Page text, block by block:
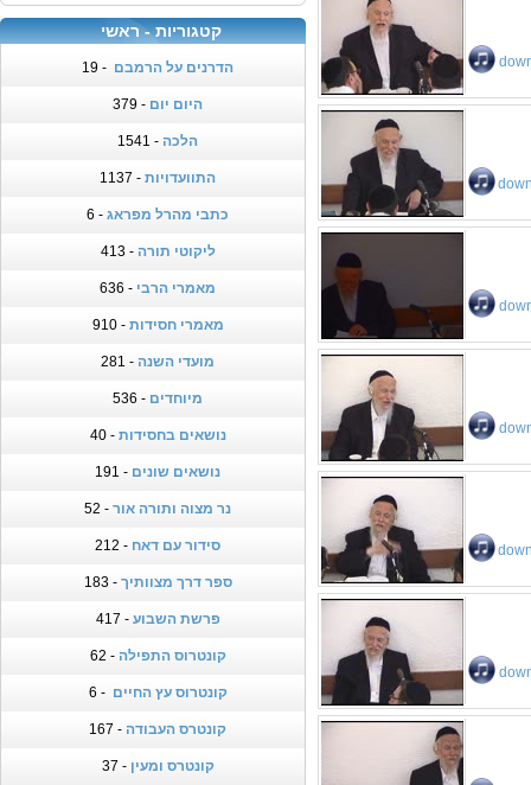
קטגוריות - ראשי
הדרנים על הרמבם - 19
היום יום - 379
הלכה - 1541
התוועדויות - 1137
כתבי מהרל מפראג - 6
ליקוטי תורה - 413
מאמרי הרבי - 636
מאמרי חסידות - 910
מועדי השנה - 281
מיוחדים - 536
נושאים בחסידות - 40
נושאים שונים - 191
נר מצוה ותורה אור - 52
סידור עם דאח - 212
ספר דרך מצוותיך - 183
פרשת השבוע - 417
קונטרוס התפילה - 62
קונטרוס עץ החיים - 6
קונטרס העבודה - 167
קונטרס ומעין - 37